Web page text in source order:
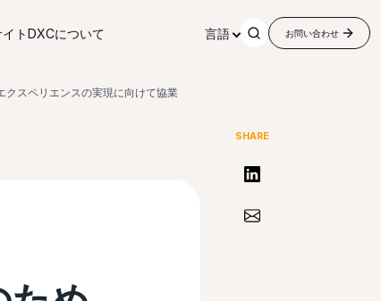
トDXCについて 言語 お問い合わせ
スペリエンスの実現に向けて協業
SHARE
リンクトインで共有する
Share via Email